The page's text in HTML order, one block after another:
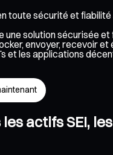
toute sécurité et
une solution sécurisée
envoyer, recevoir et
et les applications
actifs SEI,